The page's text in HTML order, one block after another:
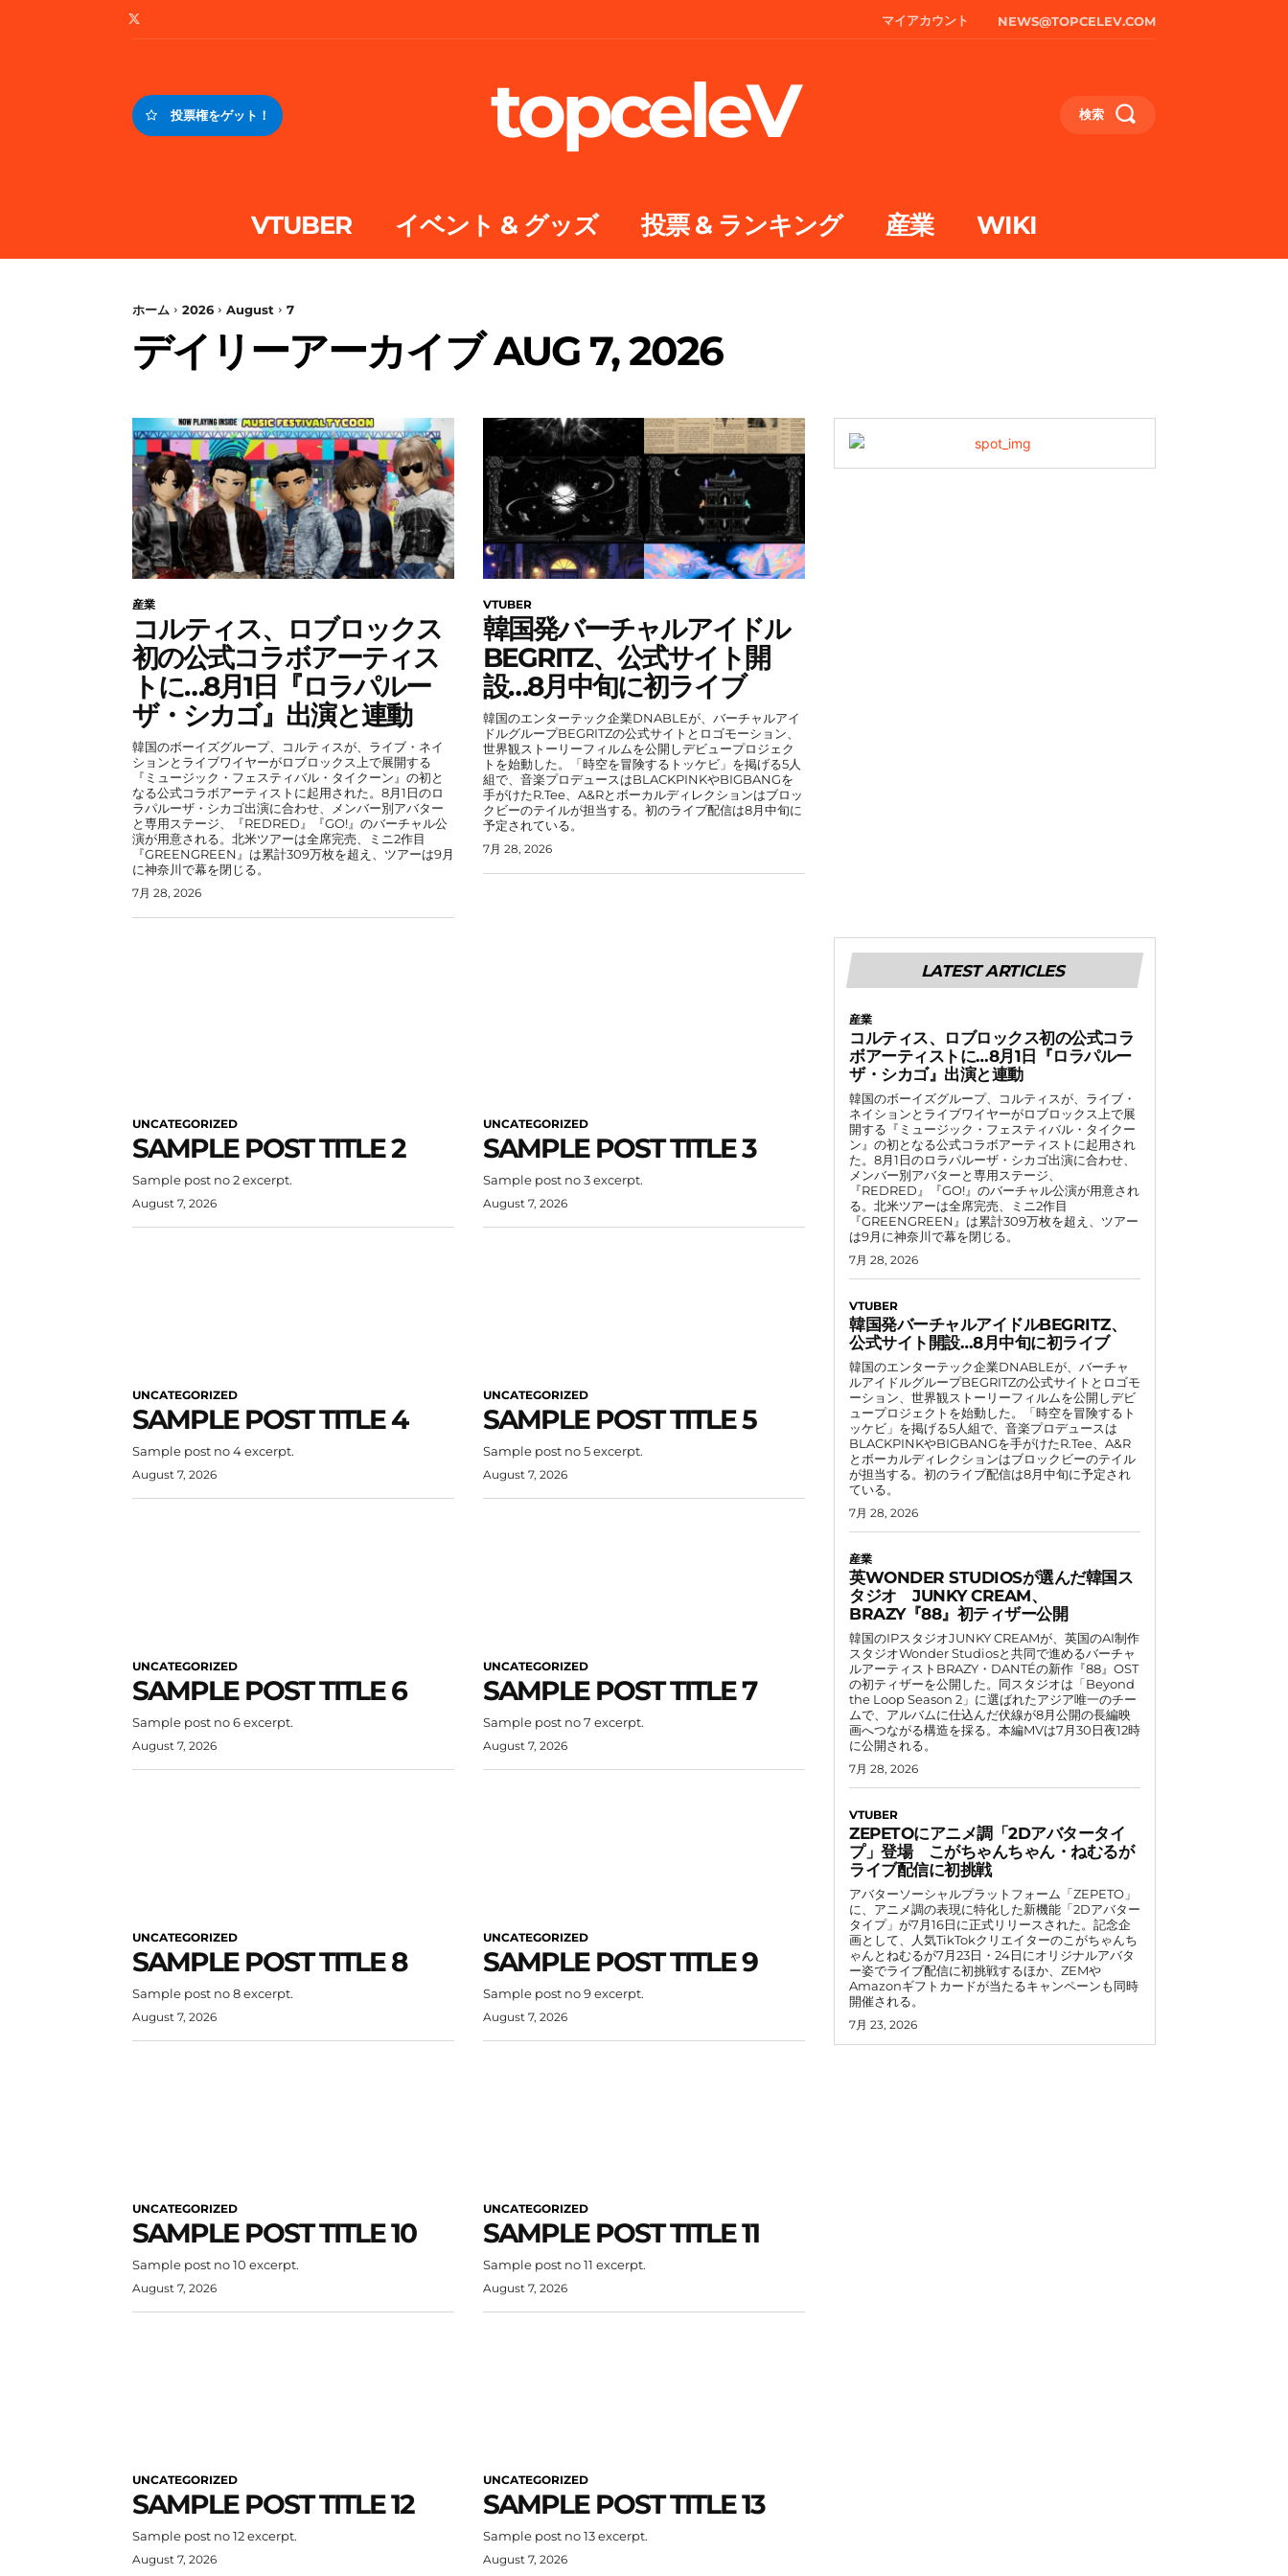
マイアカウント NEWS@TOPCELEV.COM
投票権をゲット！ topceleV 検索
VTUBER イベント & グッズ 投票 & ランキング 産業 WIKI
ホーム 2026 August 7
デイリーアーカイブ AUG 7, 2026
産業
コルティス、ロブロックス
初の公式コラボアーティス
トに…8月1日『ロラパルー
ザ・シカゴ』出演と連動
韓国のボーイズグループ、コルティスが、ライブ・ネイ
ションとライブワイヤーがロブロックス上で展開する
『ミュージック・フェスティバル・タイクーン』の初と
なる公式コラボアーティストに起用された。8月1日のロ
ラパルーザ・シカゴ出演に合わせ、メンバー別アバター
と専用ステージ、『REDRED』『GO!』のバーチャル公
演が用意される。北米ツアーは全席完売、ミニ2作目
『GREENGREEN』は累計309万枚を超え、ツアーは9月
に神奈川で幕を閉じる。
7月 28, 2026
VTUBER
韓国発バーチャルアイドル
BEGRITZ、公式サイト開
設…8月中旬に初ライブ
韓国のエンターテック企業DNABLEが、バーチャルアイ
ドルグループBEGRITZの公式サイトとロゴモーション、
世界観ストーリーフィルムを公開しデビュープロジェク
トを始動した。「時空を冒険するトッケビ」を掲げる5人
組で、音楽プロデュースはBLACKPINKやBIGBANGを
手がけたR.Tee、A&Rとボーカルディレクションはブロッ
クビーのテイルが担当する。初のライブ配信は8月中旬に
予定されている。
7月 28, 2026
UNCATEGORIZED
SAMPLE POST TITLE 2
Sample post no 2 excerpt.
August 7, 2026
UNCATEGORIZED
SAMPLE POST TITLE 3
Sample post no 3 excerpt.
August 7, 2026
UNCATEGORIZED
SAMPLE POST TITLE 4
Sample post no 4 excerpt.
August 7, 2026
UNCATEGORIZED
SAMPLE POST TITLE 5
Sample post no 5 excerpt.
August 7, 2026
UNCATEGORIZED
SAMPLE POST TITLE 6
Sample post no 6 excerpt.
August 7, 2026
UNCATEGORIZED
SAMPLE POST TITLE 7
Sample post no 7 excerpt.
August 7, 2026
UNCATEGORIZED
SAMPLE POST TITLE 8
Sample post no 8 excerpt.
August 7, 2026
UNCATEGORIZED
SAMPLE POST TITLE 9
Sample post no 9 excerpt.
August 7, 2026
UNCATEGORIZED
SAMPLE POST TITLE 10
Sample post no 10 excerpt.
August 7, 2026
UNCATEGORIZED
SAMPLE POST TITLE 11
Sample post no 11 excerpt.
August 7, 2026
UNCATEGORIZED
SAMPLE POST TITLE 12
Sample post no 12 excerpt.
August 7, 2026
UNCATEGORIZED
SAMPLE POST TITLE 13
Sample post no 13 excerpt.
August 7, 2026
LATEST ARTICLES
産業
コルティス、ロブロックス初の公式コラ
ボアーティストに…8月1日『ロラパルー
ザ・シカゴ』出演と連動
韓国のボーイズグループ、コルティスが、ライブ・
ネイションとライブワイヤーがロブロックス上で展
開する『ミュージック・フェスティバル・タイクー
ン』の初となる公式コラボアーティストに起用され
た。8月1日のロラパルーザ・シカゴ出演に合わせ、
メンバー別アバターと専用ステージ、
『REDRED』『GO!』のバーチャル公演が用意され
る。北米ツアーは全席完売、ミニ2作目
『GREENGREEN』は累計309万枚を超え、ツアー
は9月に神奈川で幕を閉じる。
7月 28, 2026
VTUBER
韓国発バーチャルアイドルBEGRITZ、
公式サイト開設…8月中旬に初ライブ
韓国のエンターテック企業DNABLEが、バーチャ
ルアイドルグループBEGRITZの公式サイトとロゴモ
ーション、世界観ストーリーフィルムを公開しデビ
ュープロジェクトを始動した。「時空を冒険するト
ッケビ」を掲げる5人組で、音楽プロデュースは
BLACKPINKやBIGBANGを手がけたR.Tee、A&R
とボーカルディレクションはブロックビーのテイル
が担当する。初のライブ配信は8月中旬に予定され
ている。
7月 28, 2026
産業
英WONDER STUDIOSが選んだ韓国ス
タジオ JUNKY CREAM、
BRAZY『88』初ティザー公開
韓国のIPスタジオJUNKY CREAMが、英国のAI制作
スタジオWonder Studiosと共同で進めるバーチャ
ルアーティストBRAZY・DANTÉの新作『88』OST
の初ティザーを公開した。同スタジオは「Beyond
the Loop Season 2」に選ばれたアジア唯一のチー
ムで、アルバムに仕込んだ伏線が8月公開の長編映
画へつながる構造を採る。本編MVは7月30日夜12時
に公開される。
7月 28, 2026
VTUBER
ZEPETOにアニメ調「2Dアバタータイ
プ」登場 こがちゃんちゃん・ねむるが
ライブ配信に初挑戦
アバターソーシャルプラットフォーム「ZEPETO」
に、アニメ調の表現に特化した新機能「2Dアバター
タイプ」が7月16日に正式リリースされた。記念企
画として、人気TikTokクリエイターのこがちゃんち
ゃんとねむるが7月23日・24日にオリジナルアバタ
ー姿でライブ配信に初挑戦するほか、ZEMや
Amazonギフトカードが当たるキャンペーンも同時
開催される。
7月 23, 2026